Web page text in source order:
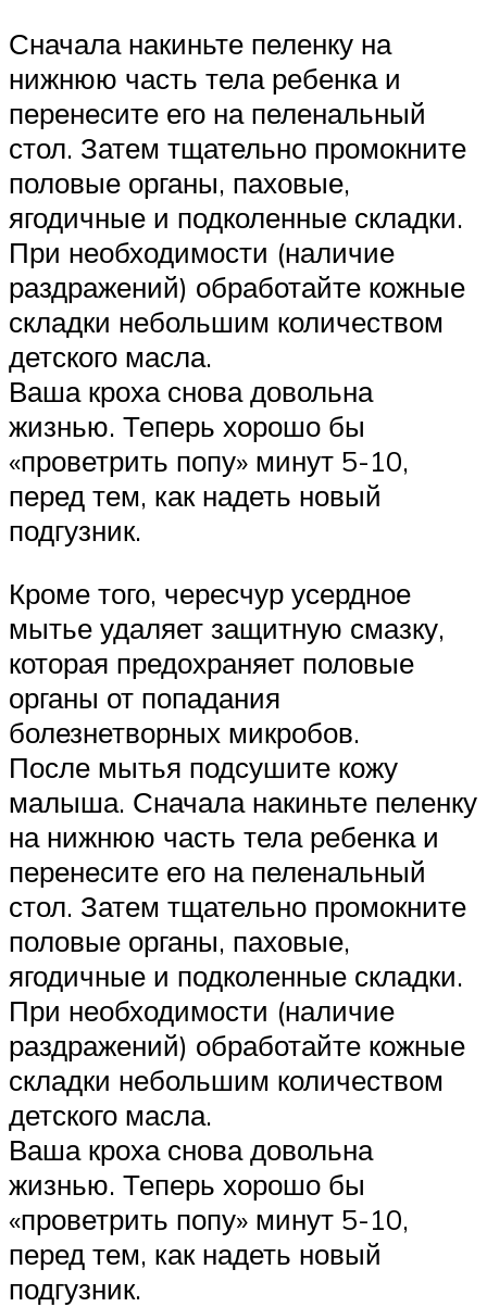
Сначала накиньте пеленку на
нижнюю часть тела ребенка и
перенесите его на пеленальный
стол. Затем тщательно промокните
половые органы, паховые,
ягодичные и подколенные складки.
При необходимости (наличие
раздражений) обработайте кожные
складки небольшим количеством
детского масла.
Ваша кроха снова довольна
жизнью. Теперь хорошо бы
«проветрить попу» минут 5-10,
перед тем, как надеть новый
подгузник.
Кроме того, чересчур усердное
мытье удаляет защитную смазку,
которая предохраняет половые
органы от попадания
болезнетворных микробов.
После мытья подсушите кожу
малыша. Сначала накиньте пеленку
на нижнюю часть тела ребенка и
перенесите его на пеленальный
стол. Затем тщательно промокните
половые органы, паховые,
ягодичные и подколенные складки.
При необходимости (наличие
раздражений) обработайте кожные
складки небольшим количеством
детского масла.
Ваша кроха снова довольна
жизнью. Теперь хорошо бы
«проветрить попу» минут 5-10,
перед тем, как надеть новый
подгузник.